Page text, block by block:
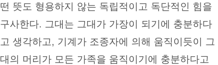
떤 뜻도 형용하지 않는 독립적이고 독단적인 힘을
구사한다. 그대는 그대가 가장이 되기에 충분하다
고 생각하고, 기계가 조종자에 의해 움직이듯이 그
대의 머리가 모든 가족을 움직이기에 충분하다고